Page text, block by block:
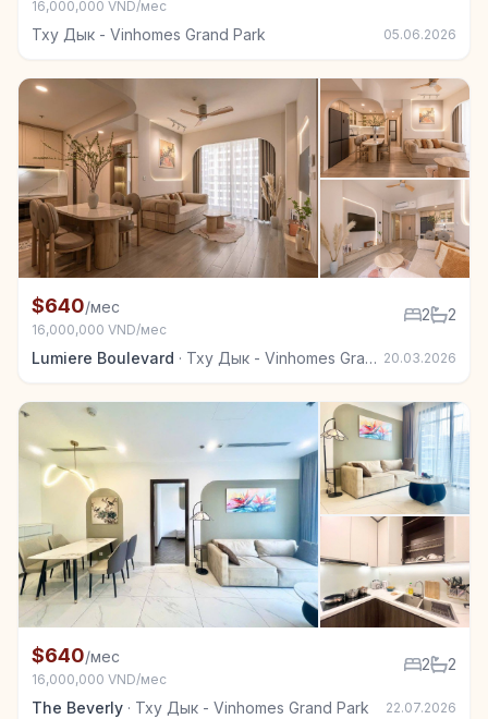
16,000,000 VND/мес
Тху Дык - Vinhomes Grand Park 05.06.2026
Квартира в аренду в Тху Дык - Vinhomes Grand
$640/мес
16,000,000 VND/мес
2 2
Lumiere Boulevard · Тху Дык - Vinhomes Grand Park 20.03.2026
Квартира в аренду в Тху Дык - Vinhomes Grand
$640/мес
16,000,000 VND/мес
2 2
The Beverly · Тху Дык - Vinhomes Grand Park 22.07.2026